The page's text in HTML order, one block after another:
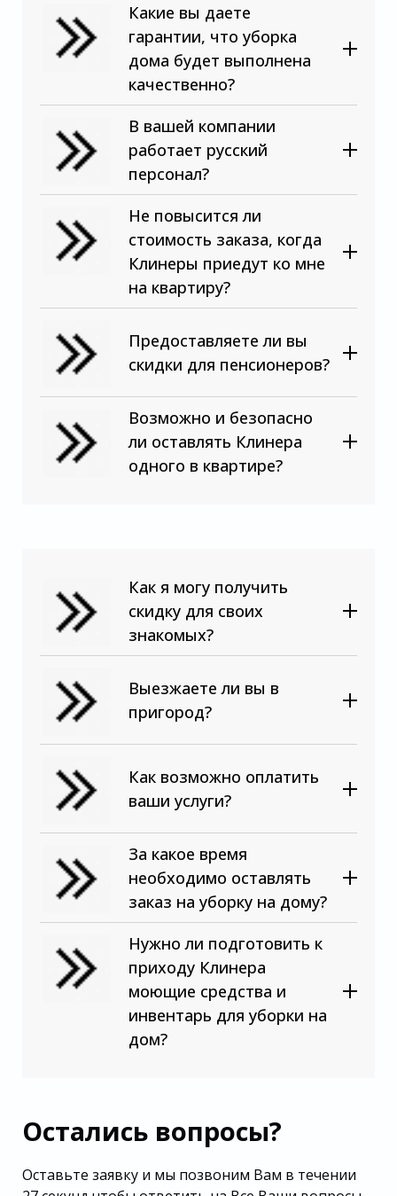
Какие вы даете
гарантии, что уборка
дома будет выполнена
качественно?
В вашей компании
работает русский
персонал?
Не повысится ли
стоимость заказа, когда
Клинеры приедут ко мне
на квартиру?
Предоставляете ли вы
скидки для пенсионеров?
Возможно и безопасно
ли оставлять Клинера
одного в квартире?
Как я могу получить
скидку для своих
знакомых?
Выезжаете ли вы в
пригород?
Как возможно оплатить
ваши услуги?
За какое время
необходимо оставлять
заказ на уборку на дому?
Нужно ли подготовить к
приходу Клинера
моющие средства и
инвентарь для уборки на
дом?
Остались вопросы?
Оставьте заявку и мы позвоним Вам в течении